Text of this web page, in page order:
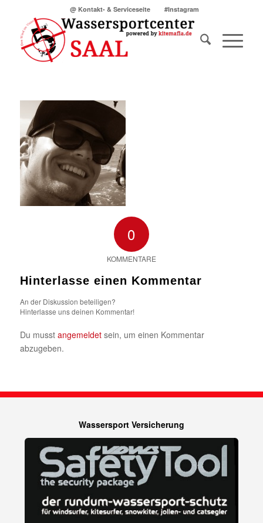
@ Kontakt- & Serviceseite #Instagram
0
KOMMENTARE
Hinterlasse einen Kommentar
An der Diskussion beteiligen?
Hinterlasse uns deinen Kommentar!
Du musst angemeldetsein, um einen Kommentar
abzugeben.
Wassersport Versicherung